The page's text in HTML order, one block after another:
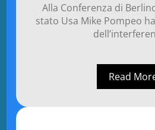
Alla Conferenza di
stato Usa Mike Pompeo
Read